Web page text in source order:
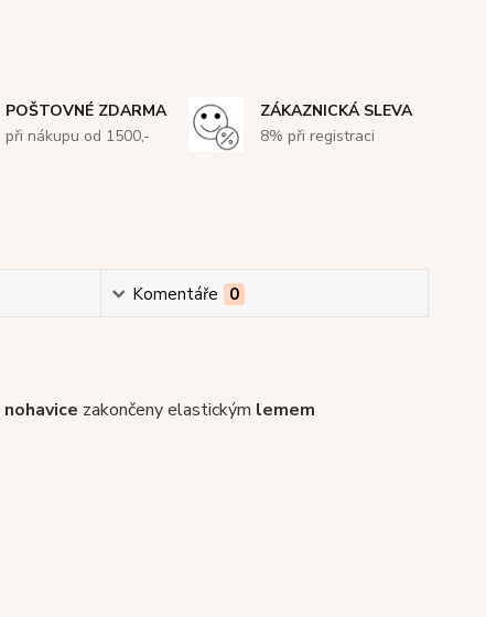
POŠTOVNÉ ZDARMA
při nákupu od 1500,-
ZÁKAZNICKÁ SLEVA
8% při registraci
Komentáře 0
nohavice zakončeny elastickým lemem